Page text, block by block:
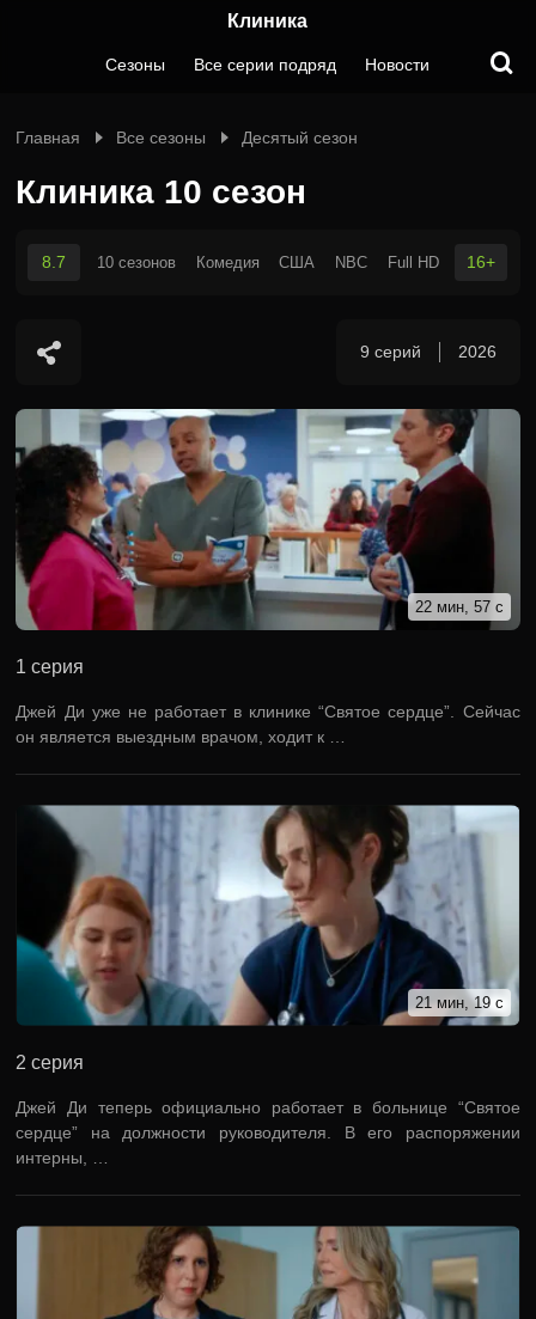
Клиника
Сезоны Все серии подряд Новости
Главная Все сезоны Десятый сезон
Клиника 10 сезон
8.7 10 сезонов Комедия США NBC Full HD 16+
9 серий 2026
22 мин, 57 с
1 серия
Джей Ди уже не работает в клинике “Святое сердце”. Сейчас
он является выездным врачом, ходит к …
21 мин, 19 с
2 серия
Джей Ди теперь официально работает в больнице “Святое
сердце” на должности руководителя. В его распоряжении
интерны, …